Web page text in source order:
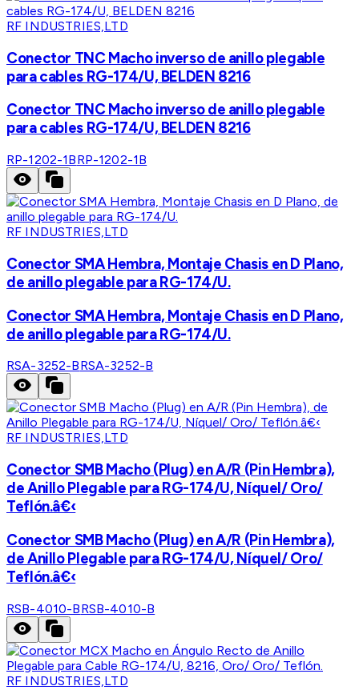
RF INDUSTRIES,LTD
Conector TNC Macho inverso de anillo plegable
para cables RG-174/U, BELDEN 8216
Conector TNC Macho inverso de anillo plegable
para cables RG-174/U, BELDEN 8216
RP-1202-1BRP-1202-1B
RF INDUSTRIES,LTD
Conector SMA Hembra, Montaje Chasis en D Plano,
de anillo plegable para RG-174/U.
Conector SMA Hembra, Montaje Chasis en D Plano,
de anillo plegable para RG-174/U.
RSA-3252-BRSA-3252-B
RF INDUSTRIES,LTD
Conector SMB Macho (Plug) en A/R (Pin Hembra),
de Anillo Plegable para RG-174/U, Níquel/ Oro/
Teflón.â€‹
Conector SMB Macho (Plug) en A/R (Pin Hembra),
de Anillo Plegable para RG-174/U, Níquel/ Oro/
Teflón.â€‹
RSB-4010-BRSB-4010-B
RF INDUSTRIES,LTD